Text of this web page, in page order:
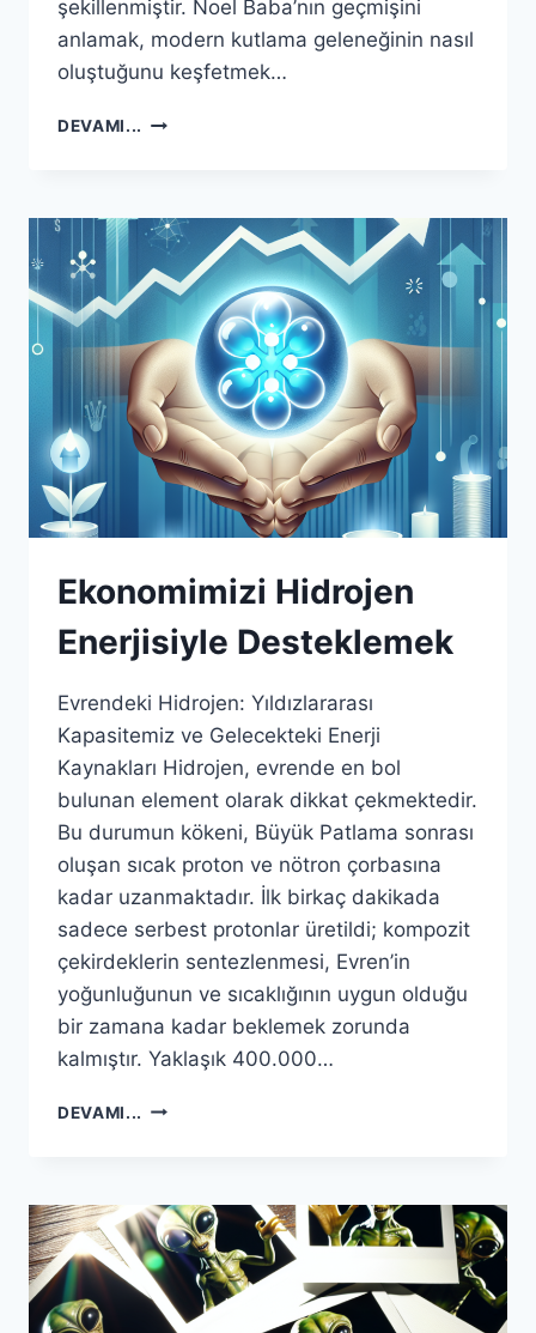
şekillenmiştir. Noel Baba’nın geçmişini
anlamak, modern kutlama geleneğinin nasıl
oluştuğunu keşfetmek…
DEVAMI... NOEL’DE
YÜZLERI
Ekonomimizi Hidrojen
Enerjisiyle Desteklemek
Evrendeki Hidrojen: Yıldızlararası
Kapasitemiz ve Gelecekteki Enerji
Kaynakları Hidrojen, evrende en bol
bulunan element olarak dikkat çekmektedir.
Bu durumun kökeni, Büyük Patlama sonrası
oluşan sıcak proton ve nötron çorbasına
kadar uzanmaktadır. İlk birkaç dakikada
sadece serbest protonlar üretildi; kompozit
çekirdeklerin sentezlenmesi, Evren’in
yoğunluğunun ve sıcaklığının uygun olduğu
bir zamana kadar beklemek zorunda
kalmıştır. Yaklaşık 400.000…
DEVAMI... EKONOMIMIZI